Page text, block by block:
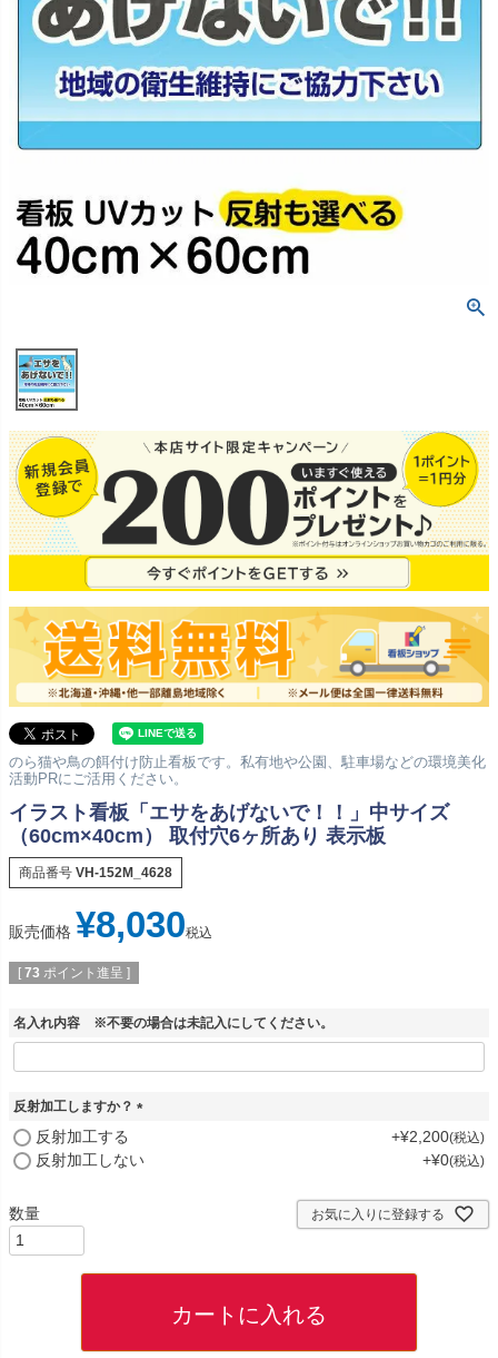
のら猫や鳥の餌付け防止看板です。私有地や公園、駐車場などの環境美化
活動PRにご活用ください。
イラスト看板「エサをあげないで！！」中サイズ
（60cm×40cm） 取付穴6ヶ所あり 表示板
商品番号 VH-152M_4628
販売価格 ¥8,030税込
[ 73 ポイント進呈 ]
名入れ内容 ※不要の場合は未記入にしてください。
反射加工しますか？
反射加工する +¥2,200 税込
反射加工しない +¥0 税込
お気に入りに登録する
カートに入れる